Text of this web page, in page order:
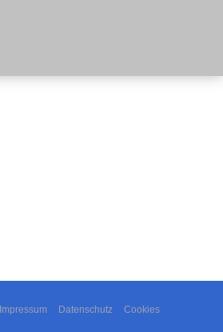
Impressum Datenschutz Cookies